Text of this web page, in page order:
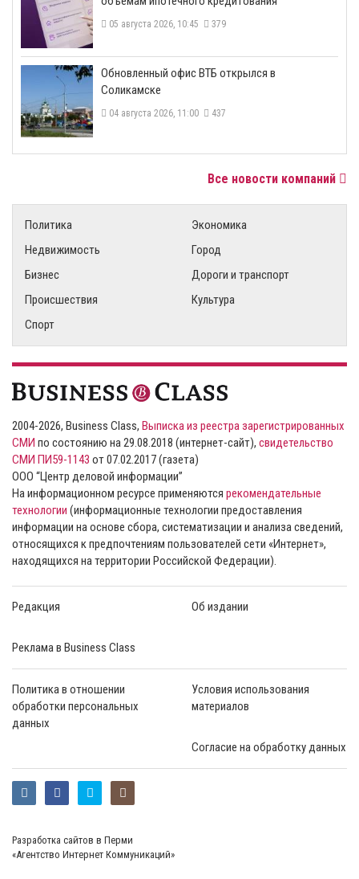
05 августа 2026, 10:45 379
​Обновленный офис ВТБ открылся в
Соликамске
04 августа 2026, 11:00 437
Все новости компаний
Политика
Экономика
Недвижимость
Город
Бизнес
Дороги и транспорт
Происшествия
Культура
Спорт
2004-2026, Business Class, Выписка из реестра зарегистрированных
СМИ по состоянию на 29.08.2018 (интернет-сайт), свидетельство
СМИ ПИ59-1143 от 07.02.2017 (газета)
ООО “Центр деловой информации”
На информационном ресурсе применяются рекомендательные
технологии (информационные технологии предоставления
информации на основе сбора, систематизации и анализа сведений,
относящихся к предпочтениям пользователей сети «Интернет»,
находящихся на территории Российской Федерации).
Редакция Об издании
Реклама в Business Class
Политика в отношении
обработки персональных
данных
Условия использования
материалов
Согласие на обработку данных
Разработка сайтов в Перми
«Агентство Интернет Коммуникаций»